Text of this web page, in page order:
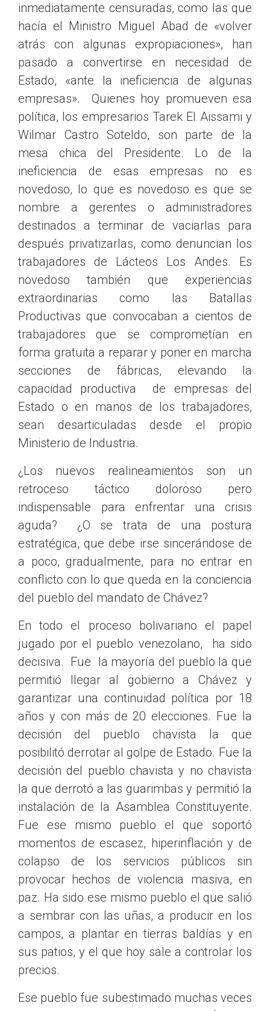
inmediatamente censuradas, como las que
hacía el Ministro Miguel Abad de «volver
atrás con algunas expropiaciones», han
pasado a convertirse en necesidad de
Estado, «ante la ineficiencia de algunas
empresas». Quienes hoy promueven esa
política, los empresarios Tarek El Aissami y
Wilmar Castro Soteldo, son parte de la
mesa chica del Presidente. Lo de la
ineficiencia de esas empresas no es
novedoso, lo que es novedoso es que se
nombre a gerentes o administradores
destinados a terminar de vaciarlas para
después privatizarlas, como denuncian los
trabajadores de Lácteos Los Andes. Es
novedoso también que experiencias
extraordinarias como las Batallas
Productivas que convocaban a cientos de
trabajadores que se comprometían en
forma gratuita a reparar y poner en marcha
secciones de fábricas, elevando la
capacidad productiva de empresas del
Estado o en manos de los trabajadores,
sean desarticuladas desde el propio
Ministerio de Industria.
¿Los nuevos realineamientos son un
retroceso táctico doloroso pero
indispensable para enfrentar una crisis
aguda? ¿O se trata de una postura
estratégica, que debe irse sincerándose de
a poco, gradualmente, para no entrar en
conflicto con lo que queda en la conciencia
del pueblo del mandato de Chávez?
En todo el proceso bolivariano el papel
jugado por el pueblo venezolano, ha sido
decisiva. Fue la mayoría del pueblo la que
permitió llegar al gobierno a Chávez y
garantizar una continuidad política por 18
años y con más de 20 elecciones. Fue la
decisión del pueblo chavista la que
posibilitó derrotar al golpe de Estado. Fue la
decisión del pueblo chavista y no chavista
la que derrotó a las guarimbas y permitió la
instalación de la Asamblea Constituyente.
Fue ese mismo pueblo el que soportó
momentos de escasez, hiperinflación y de
colapso de los servicios públicos sin
provocar hechos de violencia masiva, en
paz. Ha sido ese mismo pueblo el que salió
a sembrar con las uñas, a producir en los
campos, a plantar en tierras baldías y en
sus patios, y el que hoy sale a controlar los
precios.
Ese pueblo fue subestimado muchas veces